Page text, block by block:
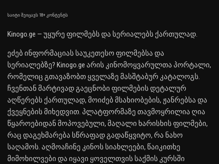
საიტი შეიცავს 18+ კონტენტს
Kinogo.ge — უყურე ფილმებს და სერიალებს ქართულად.
ეძებ ინფორმაციას საუკეთესო ფილმებსა და
სერიალებზე? Kinogo.ge არის კინომოყვარულთა პორტალი,
რომელიც გთავაზობთ ყველაზე მასშტაბურ კატალოგს.
ჩვენთან მარტივად გაეცნობი ფილმების დეტალურ
აღწერებს ქართულად, მოიძებ მსახიობების, ჟანრებსა და
ქვეყნების მიხედვით. პლატფორმაზე თავმოყრილია ღია
წყაროებიდან მოპოვებული, მაღალი ხარისხის ფილმები,
რაც დაგეხმარება სწრაფად გადაწყვიტო, რა ნახო
საღამოს. აღმოაჩინე კინოს სიახლეები, წაიკითხე
მიმოხილვები და იყავი ყოველთვის საქმის კურსში